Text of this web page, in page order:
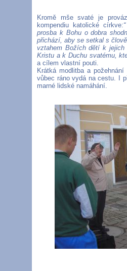
Kromě mše svaté je
kompendiu katolické církve:
prosba k Bohu o dobra
přichází, aby se setkal s
vztahem Božích dětí k jejich
Kristu a k Duchu svatému,
a cílem vlastní pouti.
Krátká modlitba a
vůbec ráno vydá na cestu. I
marné lidské namáhání.